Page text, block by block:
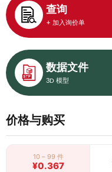
查询
+ 加入询价单
数据文件
3D 模型
价格与购买
10 – 99 件
¥0.367